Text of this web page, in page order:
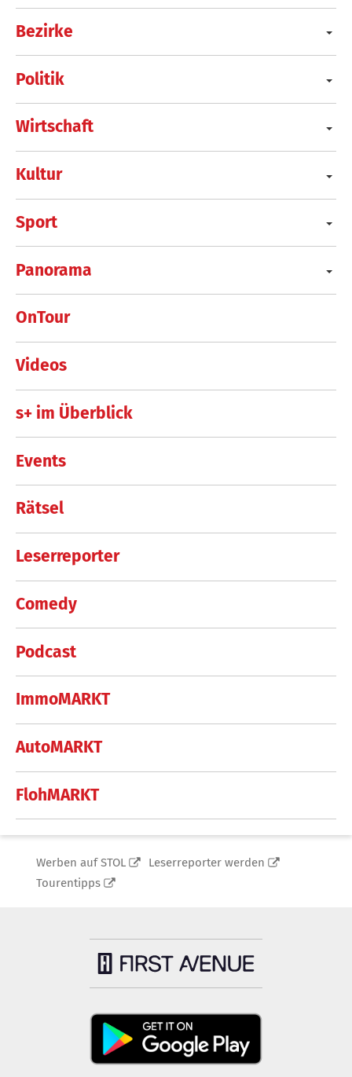
Bezirke
Politik
Wirtschaft
Kultur
Sport
Panorama
OnTour
Videos
s+ im Überblick
Events
Rätsel
Leserreporter
Comedy
Podcast
ImmoMARKT
AutoMARKT
FlohMARKT
Werben auf STOL
Leserreporter werden
Tourentipps